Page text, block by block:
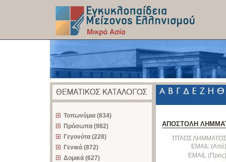
Τοπωνύμια (834)
Πρόσωπα (982)
Γεγονότα (228)
Γενικά (872)
Δομικά (627)
ΑΠΟΣΤΟΛΗ
ΤΙΤΛΟΣ
EMAIL
EMAIL